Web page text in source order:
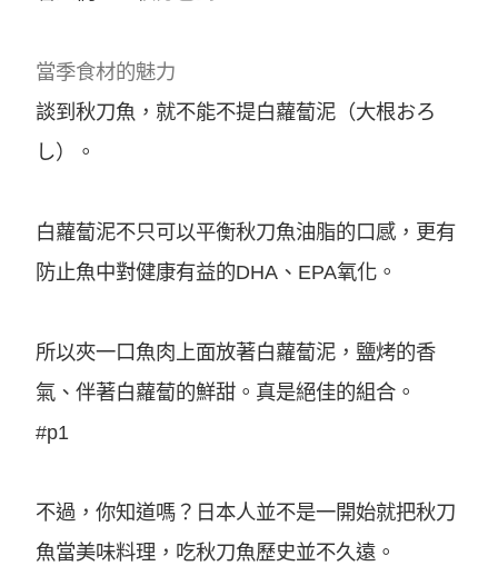
當季食材的魅力
談到秋刀魚，就不能不提白蘿蔔泥（大根おろ
し）。
白蘿蔔泥不只可以平衡秋刀魚油脂的口感，更有
防止魚中對健康有益的DHA、EPA氧化。
所以夾一口魚肉上面放著白蘿蔔泥，鹽烤的香
氣、伴著白蘿蔔的鮮甜。真是絕佳的組合。
#p1
不過，你知道嗎？日本人並不是一開始就把秋刀
魚當美味料理，吃秋刀魚歷史並不久遠。